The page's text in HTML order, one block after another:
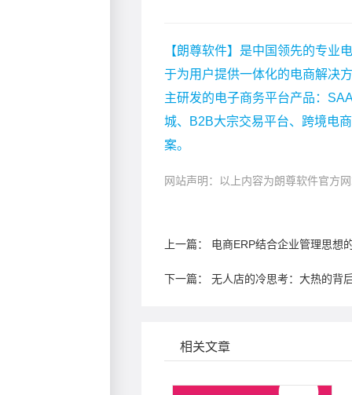
【朗尊软件】是中国领先的专业
于为用户提供一体化的电商解决
主研发的电子商务平台产品：
城、B2B大宗交易平台、跨境电
案。
网站声明：以上内容为朗尊软件官方
上一篇： 电商ERP结合企业管理思想
下一篇： 无人店的冷思考：大热的背
相关文章